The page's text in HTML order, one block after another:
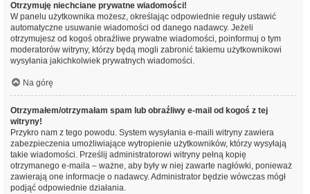
Otrzymuję niechciane prywatne wiadomości!
W panelu użytkownika możesz, określając odpowiednie reguły ustawić
automatyczne usuwanie wiadomości od danego nadawcy. Jeżeli
otrzymujesz od kogoś obraźliwe prywatne wiadomości, poinformuj o tym
moderatorów witryny, którzy będą mogli zabronić takiemu użytkownikowi
wysyłania jakichkolwiek prywatnych wiadomości.
Na górę
Otrzymałem/otrzymałam spam lub obraźliwy e-mail od kogoś z tej
witryny!
Przykro nam z tego powodu. System wysyłania e-maili witryny zawiera
zabezpieczenia umożliwiające wytropienie użytkowników, którzy wysyłają
takie wiadomości. Prześlij administratorowi witryny pełną kopię
otrzymanego e-maila – ważne, aby były w niej zawarte nagłówki, ponieważ
zawierają one informacje o nadawcy. Administrator będzie wówczas mógł
podjąć odpowiednie działania.